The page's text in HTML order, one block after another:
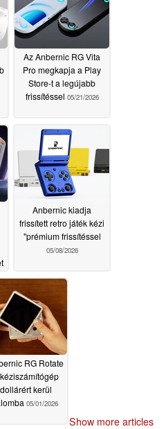
Az Anbernic RG Vita
Pro megkapja a Play
Store-t a legújabb
frissítéssel 05/21/2026
Anbernic kiadja
frissített retro játék kézi
"prémium frissítéssel
05/08/2026
RG Rotate
kerül
05/01/2026
Show more articles